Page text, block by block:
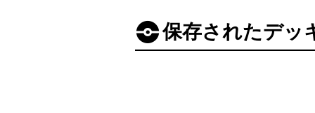
保存されたデッ